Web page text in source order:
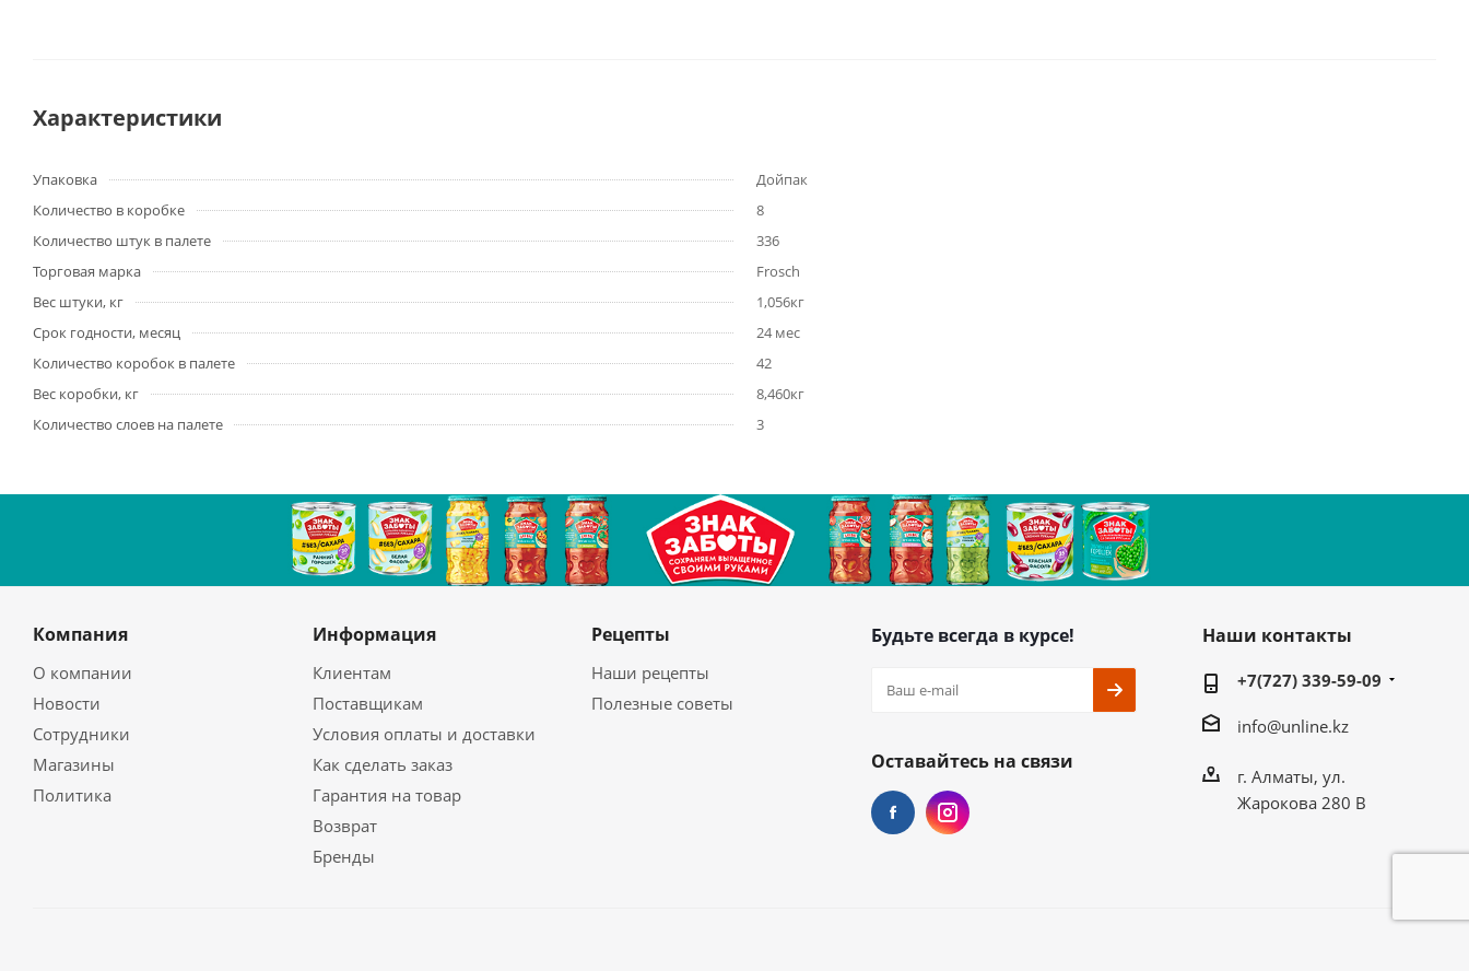
Характеристики
Упаковка
Дойпак
Количество в коробке
8
Количество штук в палете
336
Торговая марка
Frosch
Вес штуки, кг
1,056кг
Срок годности, месяц
24 мес
Количество коробок в палете
42
Вес коробки, кг
8,460кг
Количество слоев на палете
3
Компания
О компании
Новости
Сотрудники
Магазины
Политика
Информация
Клиентам
Поставщикам
Условия оплаты и доставки
Как сделать заказ
Гарантия на товар
Возврат
Бренды
Рецепты
Наши рецепты
Полезные советы
Будьте всегда в курсе!
Оставайтесь на связи
Наши контакты
+7(727) 339-59-09
info@unline.kz
г. Алматы, ул.
Жарокова 280 В